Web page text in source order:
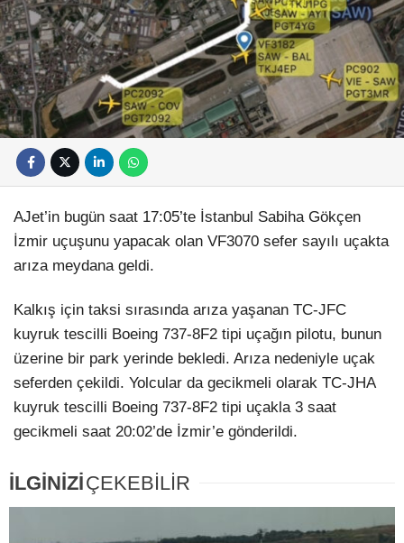
AJet’in bugün saat 17:05’te İstanbul Sabiha Gökçen
İzmir uçuşunu yapacak olan VF3070 sefer sayılı uçakta
arıza meydana geldi.
Kalkış için taksi sırasında arıza yaşanan TC-JFC
kuyruk tescilli Boeing 737-8F2 tipi uçağın pilotu, bunun
üzerine bir park yerinde bekledi. Arıza nedeniyle uçak
seferden çekildi. Yolcular da gecikmeli olarak TC-JHA
kuyruk tescilli Boeing 737-8F2 tipi uçakla 3 saat
gecikmeli saat 20:02’de İzmir’e gönderildi.
İLGİNİZİÇEKEBİLİR